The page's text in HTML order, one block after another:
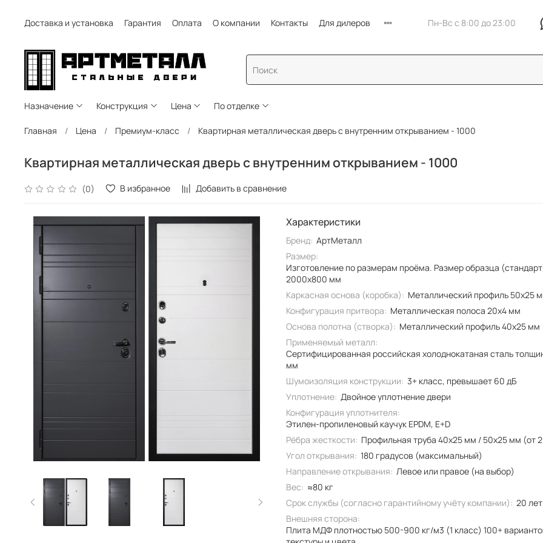
Доставка и установка Гарантия Оплата О компании Контакты Для дилеров Пн-Вс с 8:00 до 23:00
Назначение Конструкция Цена По отделке
Главная Цена Премиум-класс Квартирная металлическая дверь с внутренним открыванием - 1000
Квартирная металлическая дверь с внутренним открыванием - 1000
(0) В избранное Добавить в сравнение
Характеристики
Бренд: АртМеталл
Размер:
Изготовление по размерам проёма. Размер образца
2000x800 мм
Каркасная основа (коробка): Металлический профиль 50x25
Конфигурация притвора: Металлическая полоса 20x4 мм
Основа полотна (створка): Металлический профиль 40x25 мм
Применяемый металл:
Сертифицированная российская холоднокатаная сталь
мм
Шумоизоляция конструкции: 3+ класс, превышает 60 дБ
Уплотнение: Двойное уплотнение двери
Конфигурация уплотнителя:
Этилен-пропиленовый каучук EPDM, E+D
Рёбра жесткости: Профильная труба 40х25 мм / 50x25 мм (от
Угол открывания: 180 градусов (максимальный)
Направление открывания: Левое или правое (на выбор)
Вес: ≈80 кг
Срок службы (согласно гарантийному учёту компании): 20 лет
Внешняя сторона:
Плита МДФ плотностью 500-900 кг/м3 (1 класс) 100+